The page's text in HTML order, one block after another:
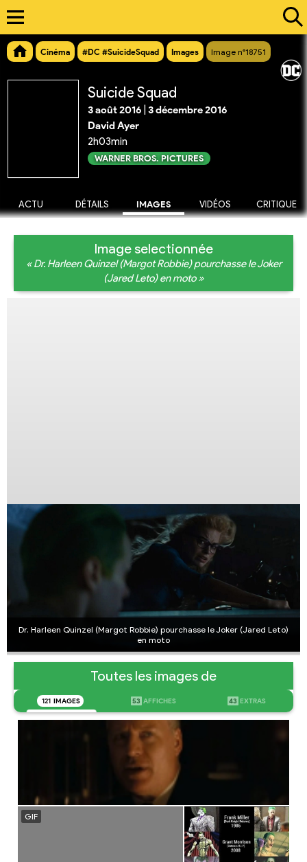
Cinéma #DC #SuicideSquad Images Image n°18751
Suicide Squad
3 août 2016 3 décembre 2016
David Ayer
2h03min
WARNER BROS. PICTURES
ACTU DÉTAILS IMAGES VIDÉOS CRITIQUE
Image selectionnée
« Dr. Harleen Quinzel (Margot Robbie) pourchasse le Joker
(Jared Leto) en moto »
Dr. Harleen Quinzel (Margot Robbie) pourchasse le Joker (Jared Leto)
en moto
Toutes les images de
121 IMAGES 53 AFFICHES 43 EXTRAS